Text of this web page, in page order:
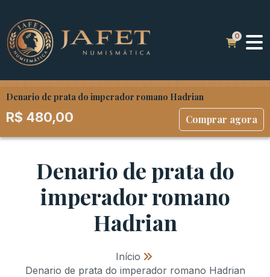
Denario de prata do imperador romano Hadrian
R$ 480,00 Comprar agora
Denario de prata do
imperador romano
Hadrian
Início »
Denario de prata do imperador romano Hadrian